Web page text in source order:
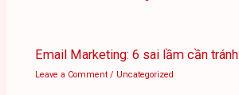
Email Marketing: 6 sai lầm cần tránh
Leave a Comment / Uncategorized